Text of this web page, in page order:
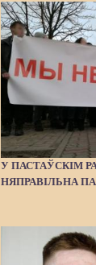
У ПАСТАЎСКІМ
НЯПРАВІЛЬНА